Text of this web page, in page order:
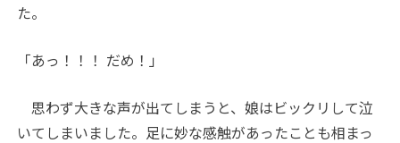
た。
「あっ！！！ だめ！」
思わず大きな声が出てしまうと、娘はビックリして泣
いてしまいました。足に妙な感触があったことも相まっ